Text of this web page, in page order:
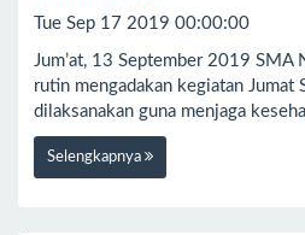
Tue Sep 17 2019 00:00:00
Jum’at, 13 September 2019 SMA
rutin mengadakan kegiatan Jumat
dilaksanakan guna menjaga
Selengkapnya